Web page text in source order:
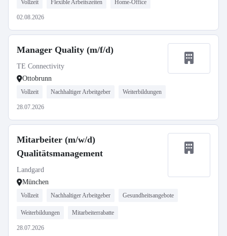
Vollzeit Flexible Arbeitszeiten Home-Office
02.08.2026
Manager Quality (m/f/d)
TE Connectivity
Ottobrunn
Vollzeit Nachhaltiger Arbeitgeber Weiterbildungen
28.07.2026
Mitarbeiter (m/w/d)
Qualitätsmanagement
Landgard
München
Vollzeit Nachhaltiger Arbeitgeber Gesundheitsangebote
Weiterbildungen Mitarbeiterrabatte
28.07.2026